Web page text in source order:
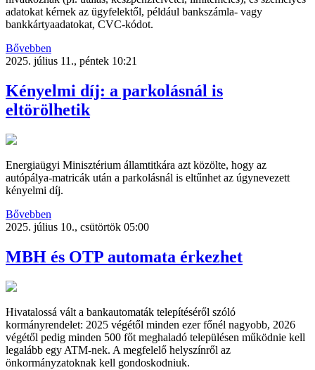
adatokat kérnek az ügyfelektől, például bankszámla- vagy
bankkártyaadatokat, CVC-kódot.
Bővebben
2025. július 11., péntek 10:21
Kényelmi díj: a parkolásnál is
eltörölhetik
Energiaügyi Minisztérium államtitkára azt közölte, hogy az
autópálya-matricák után a parkolásnál is eltűnhet az úgynevezett
kényelmi díj.
Bővebben
2025. július 10., csütörtök 05:00
MBH és OTP automata érkezhet
Hivatalossá vált a bankautomaták telepítéséről szóló
kormányrendelet: 2025 végétől minden ezer főnél nagyobb, 2026
végétől pedig minden 500 főt meghaladó településen működnie kell
legalább egy ATM-nek. A megfelelő helyszínről az
önkormányzatoknak kell gondoskodniuk.